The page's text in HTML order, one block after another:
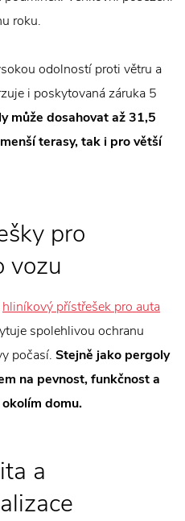
roku.
odolností proti větru a
i poskytovaná záruka 5
může dosahovat až 31,5
terasy, tak i pro větší
pro
vozu
hliníkový přístřešek pro auta
spolehlivou ochranu
počasí. Stejně jako pergoly
na pevnost, funkčnost a
domu.
a